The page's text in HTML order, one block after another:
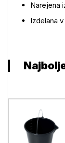
Narejena
Izdelana